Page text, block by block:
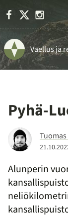
Facebook
Vaellus ja
Pyhä-
Alunperin